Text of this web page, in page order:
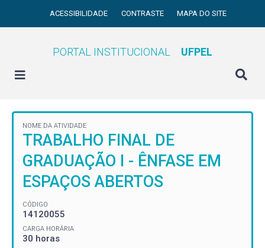
ACESSIBILIDADE CONTRASTE MAPA DO SITE
PORTAL INSTITUCIONAL UFPEL
NOME DA ATIVIDADE
TRABALHO FINAL DE
GRADUAÇÃO I - ÊNFASE EM
ESPAÇOS ABERTOS
CÓDIGO
14120055
CARGA HORÁRIA
30 horas